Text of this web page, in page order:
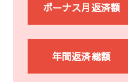
ボーナス月返済額
年間返済総額